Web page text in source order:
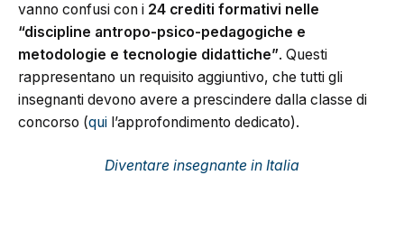
vanno confusi con i 24 crediti formativi nelle
“discipline antropo-psico-pedagogiche e
metodologie e tecnologie didattiche”. Questi
rappresentano un requisito aggiuntivo, che tutti gli
insegnanti devono avere a prescindere dalla classe di
concorso (qui l’approfondimento dedicato).
Diventare insegnante in Italia